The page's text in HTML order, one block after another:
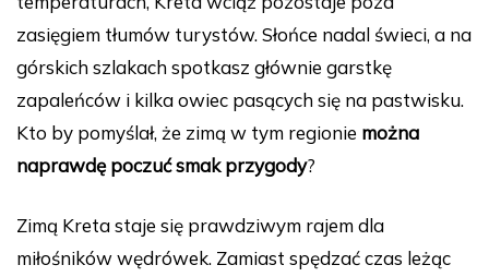
zasięgiem tłumów turystów. Słońce nadal świeci, a na
górskich szlakach spotkasz głównie garstkę
zapaleńców i kilka owiec pasących się na pastwisku.
Kto by pomyślał, że zimą w tym regionie można
naprawdę poczuć smak przygody?
Zimą Kreta staje się prawdziwym rajem dla
miłośników wędrówek. Zamiast spędzać czas leżąc